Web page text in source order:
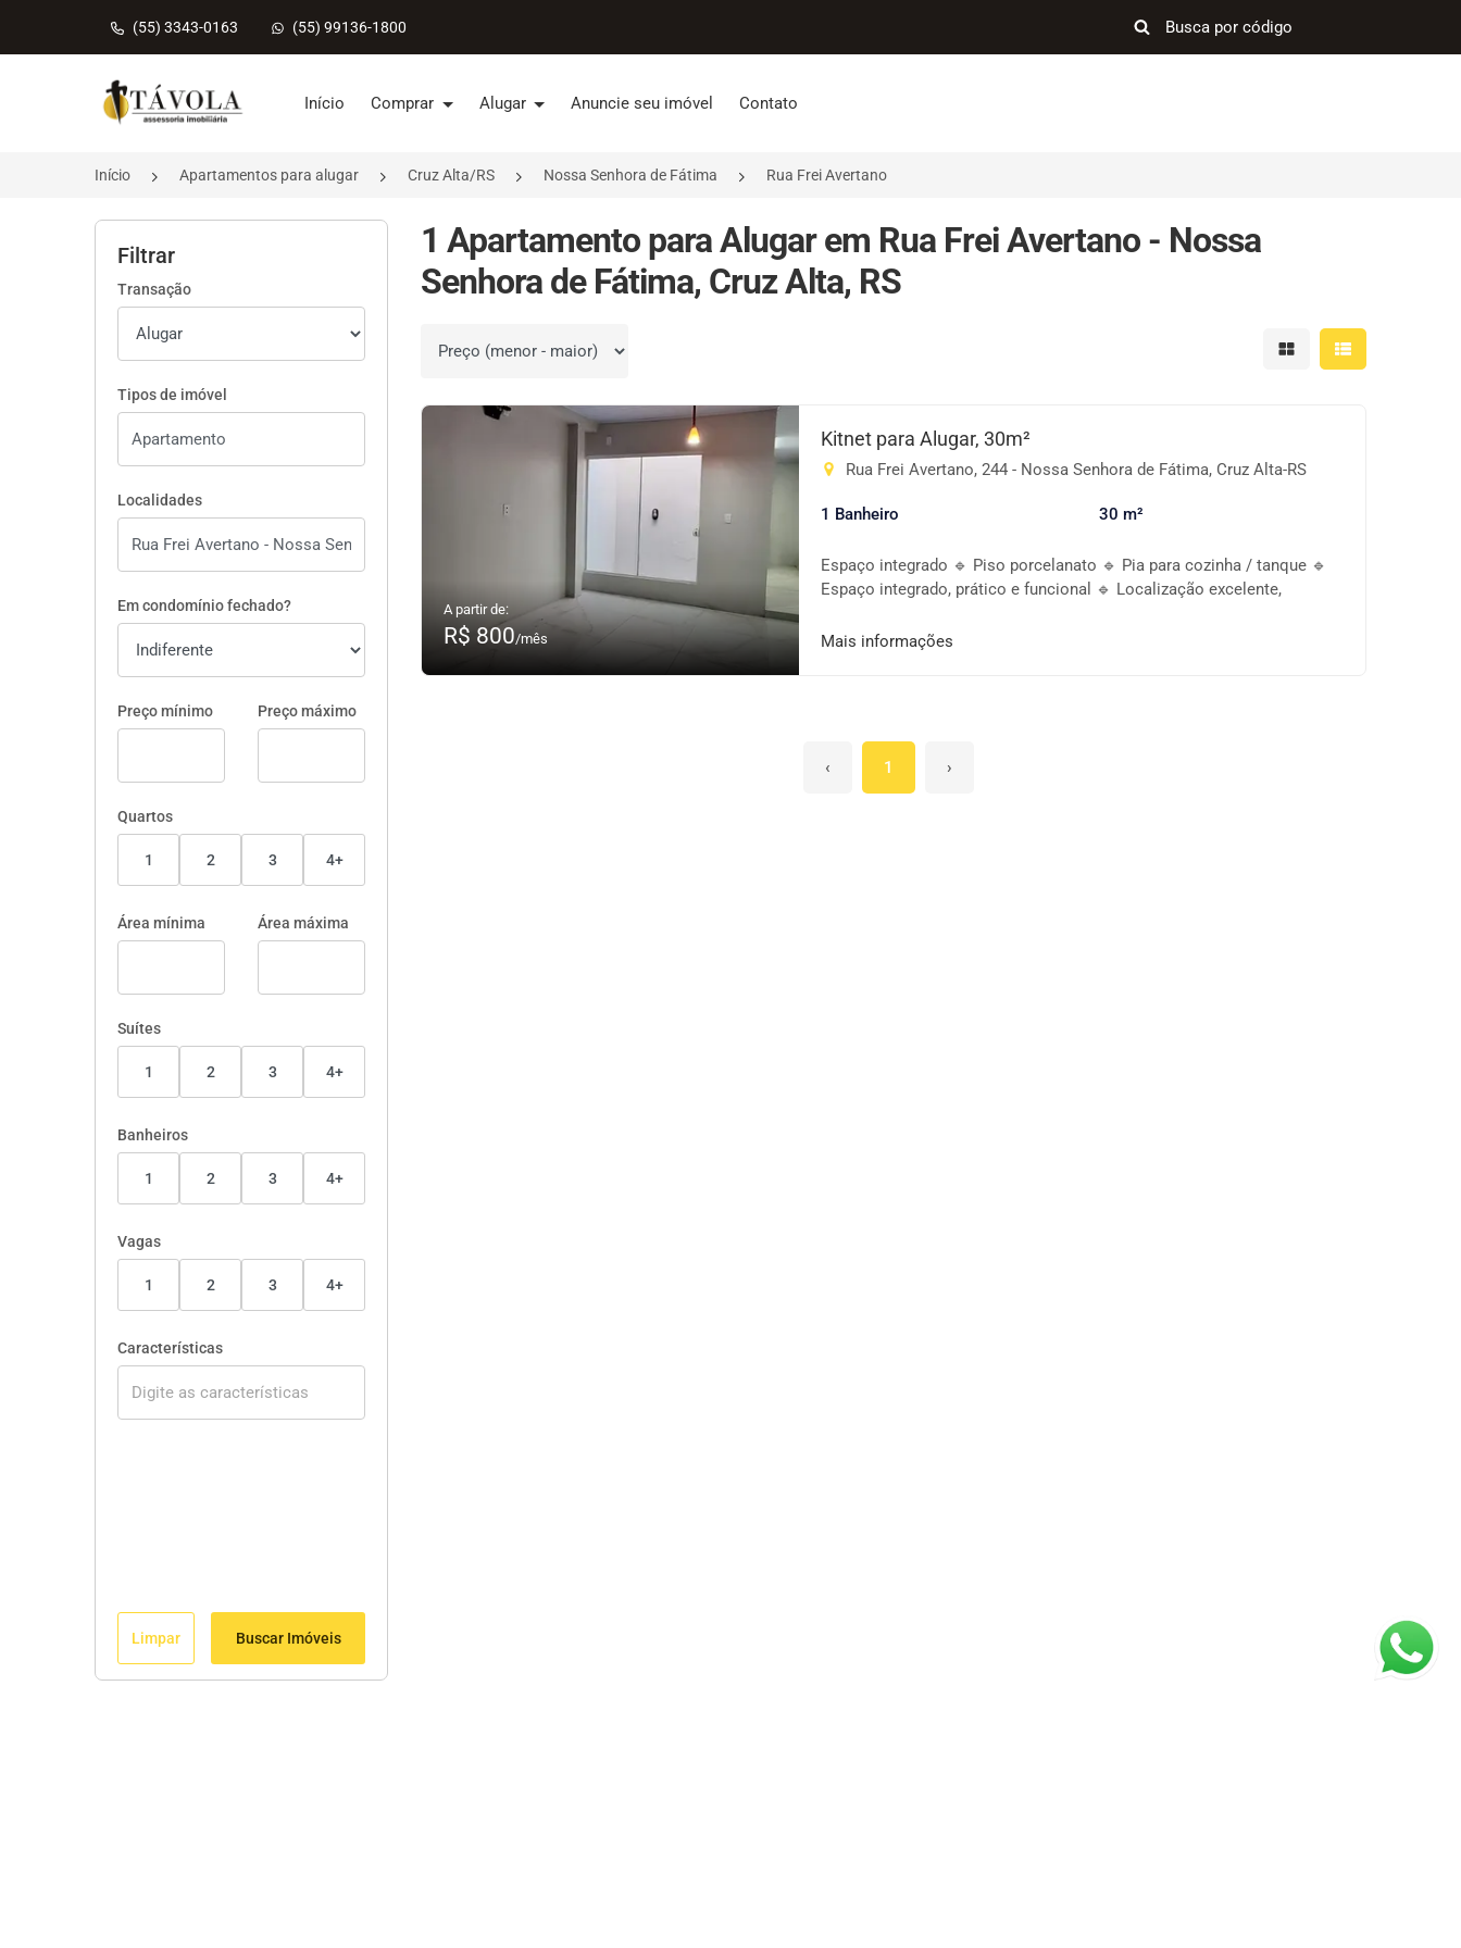
(55) 3343-0163 (55) 99136-1800
Página inicial
Início Comprar Alugar Anuncie seu imóvel Contato
Início Apartamentos para alugar Cruz Alta/RS Nossa Senhora de Fátima Rua Frei Avertano
Filtrar
Transação
Tipos de imóvel
Localidades
Em condomínio fechado?
Preço mínimo Preço máximo
Quartos
1 2 3 4+
Área mínima Área máxima
Suítes
1 2 3 4+
Banheiros
1 2 3 4+
Vagas
1 2 3 4+
Características
Limpar Buscar Imóveis
1 Apartamento para Alugar em Rua Frei Avertano - Nossa
Senhora de Fátima, Cruz Alta, RS
Ordenar por Mostrar resultados em
Mostrar
A partir de:
R$ 800/mês
Kitnet para Alugar, 30m²
Rua Frei Avertano, 244 - Nossa Senhora de Fátima, Cruz Alta-RS
1 Banheiro 30 m²
Espaço integrado 🔹 Piso porcelanato 🔹 Pia para cozinha / tanque 🔹
Espaço integrado, prático e funcional 🔹 Localização excelente,
praticidade em um ambiente moderno e bem localizado! 📞 Entre em
Mais informações
‹ 1 ›